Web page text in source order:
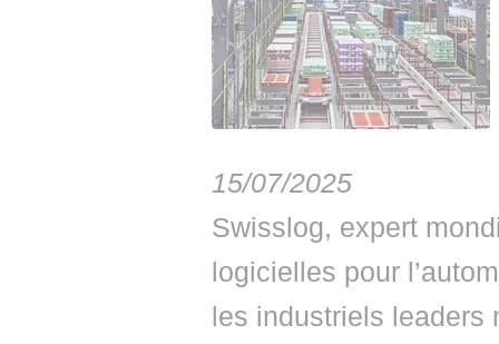
15/07/2025
Swisslog, expert
logicielles pour
les industriels leaders